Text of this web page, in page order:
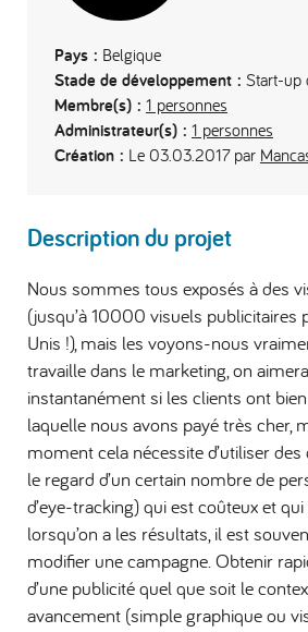
Pays : Belgique
Stade de développement : Start-up
Membre(s) : 1 personnes
Administrateur(s) : 1 personnes
Création : Le 03.03.2017 par
Description du projet
Nous sommes tous exposés à des
(jusqu’à 10000 visuels publicitaires
Unis !), mais les voyons-nous
travaille dans le marketing, on
instantanément si les clients ont
laquelle nous avons payé très cher,
moment cela nécessite d’utiliser
le regard d’un certain nombre de
d’eye-tracking) qui est coûteux et
lorsqu’on a les résultats, il est
modifier une campagne. Obtenir
d’une publicité quel que soit le
avancement (simple graphique ou